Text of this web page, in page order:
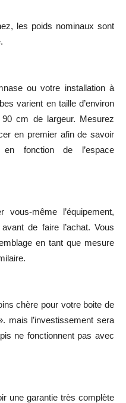
les poids nominaux sont
ou votre installation à
varient en taille d’environ
cm de largeur. Mesurez
en premier afin de savoir
en fonction de l’espace
vous-même l’équipement,
de faire l’achat. Vous
en tant que mesure
chère pour votre boite de
mais l’investissement sera
ne fonctionnent pas avec
une garantie très complète